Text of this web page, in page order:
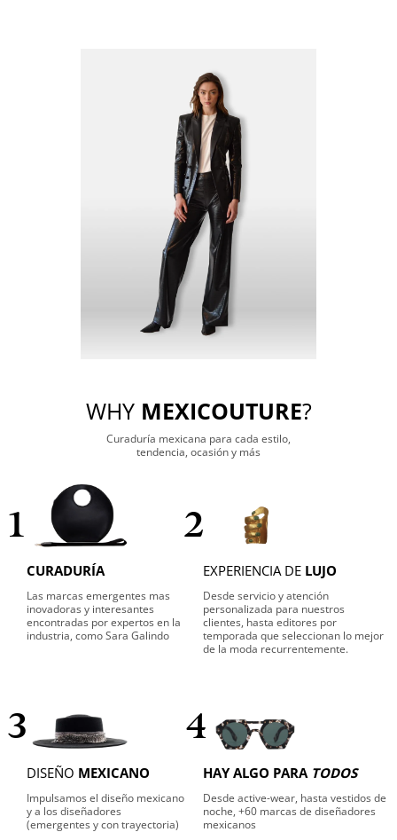
WHY MEXICOUTURE?
Curaduría mexicana para cada estilo,
tendencia, ocasión y más
1
CURADURÍA
Las marcas emergentes mas
inovadoras y interesantes
encontradas por expertos en la
industria, como Sara Galindo
2
EXPERIENCIA DE LUJO
Desde servicio y atención
personalizada para nuestros
clientes, hasta editores por
temporada que seleccionan lo mejor
de la moda recurrentemente.
3
DISEÑO MEXICANO
Impulsamos el diseño mexicano
y a los diseñadores
(emergentes y con trayectoria)
4
HAY ALGO PARA TODOS
Desde active-wear, hasta vestidos de
noche, +60 marcas de diseñadores
mexicanos